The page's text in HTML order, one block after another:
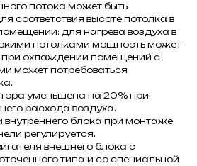
потока может быть
соответствия высоте потолка в
для нагрева воздуха в
потолками мощность может
при охлаждении помещений с
может потребоваться
уменьшена на 20% при
расхода воздуха.
внутреннего блока при монтаже
регулируется.
внешнего блока с
типа и со специальной